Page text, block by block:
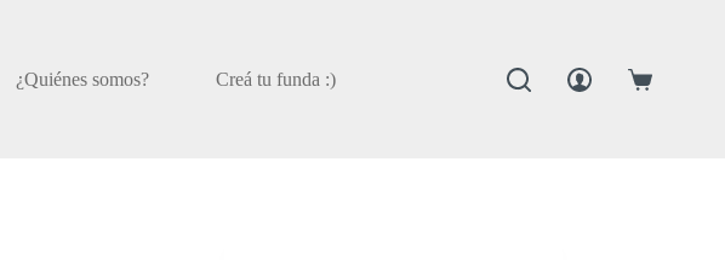
¿Quiénes somos? Creá tu funda :)
Carro